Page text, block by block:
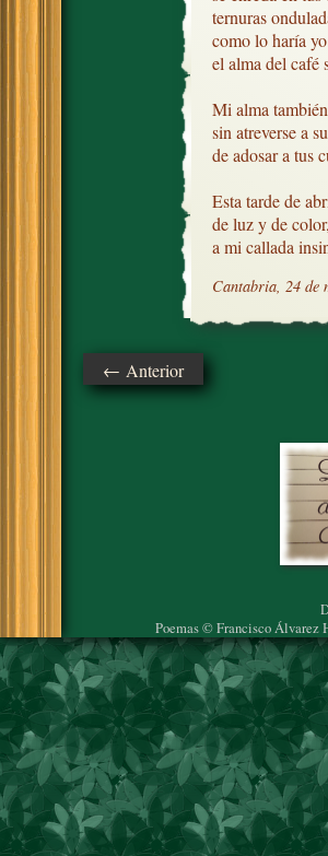
ternuras
como lo haría
el alma del café
Mi alma
sin atreverse a
de adosar a tus
Esta tarde de
de luz y de
a mi callada
Cantabria, 24 de
← Anterior
Poemas © Francisco